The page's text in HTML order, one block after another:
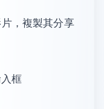
，複製其分享
框